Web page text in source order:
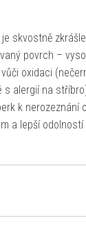
skvostně
povrch –
oxidaci
s alergií na
k nerozeznání
a lepší odolností